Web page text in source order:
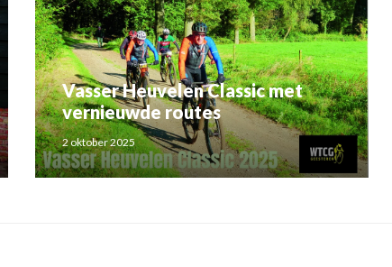
Vasser Heuvelen Classic met
vernieuwde routes
2 oktober 2025